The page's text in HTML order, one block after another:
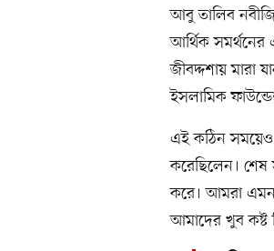
আবু তালিব
আর্থিক সমর্থনের
জীবদ্দশায় মারা
ইসলামিক
এই কঠিন সময়েও
করেছিলেন। শেষ
করে। আমরা এমন
আমাদের খুব কষ্ট